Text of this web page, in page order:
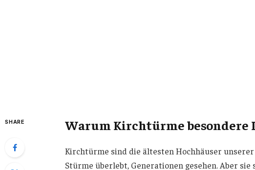
SHARE Warum Kirchtürme besondere
Kirchtürme sind die ältesten Hochhäuser unserer
Stürme überlebt, Generationen gesehen. Aber sie